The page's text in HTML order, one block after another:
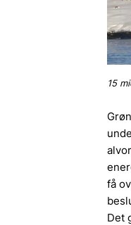
15
få
Det